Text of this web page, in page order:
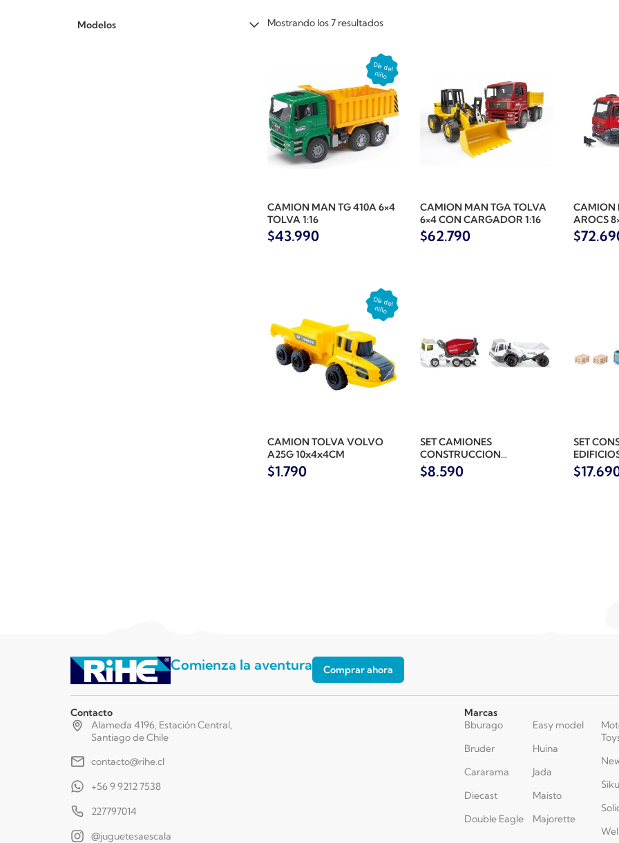
Modelos Mostrando los 7 resultados
CAMION MAN TG 410A 6×4
TOLVA 1:16
$43.990
CAMION MAN TGA TOLVA
6×4 CON CARGADOR 1:16
$62.790
CAMION
AROCS
$
CAMION TOLVA VOLVO
A25G 10x4x4CM
$1.790
SET CAMIONES
CONSTRUCCION
197x78x35MM
$8.590
SET
$
Comienza la aventura Comprar ahora
Contacto
Alameda 4196, Estación Central,
Santiago de Chile
contacto@rihe.cl
+56 9 9212 7538
227797014
@juguetesaescala
Marcas
Bburago
Bruder
Cararama
Diecast
Double Eagle
Easy model
Huina
Jada
Maisto
Majorette
Siku